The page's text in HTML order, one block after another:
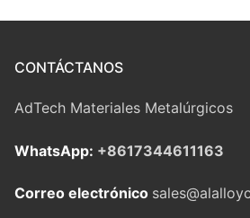
CONTÁCTANOS
AdTech Materiales Metalúrgicos
WhatsApp: +8617344611163
Correo electrónico